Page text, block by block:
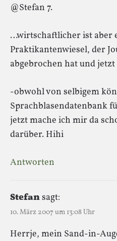
@Stefan 7.
…wirtschaftlicher ist aber
Praktikantenwiesel, der
abgebrochen hat und
-obwohl von selbigem
Sprachblasendatenbank
jetzt mache ich mir da
darüber. Hihi
Antworten
Stefansagt:
10. März 2007 um 13:08 Uhr
Herrje, mein Sand-in-